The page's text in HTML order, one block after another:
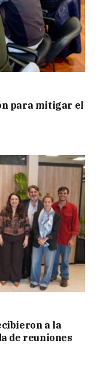
para mitigar el
a la
de reuniones